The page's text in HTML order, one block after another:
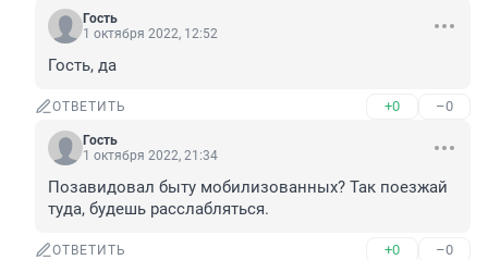
Гость
1 октября 2022, 12:52
Гость, да
ОТВЕТИТЬ +0 –0
Гость
1 октября 2022, 21:34
Позавидовал быту мобилизованных? Так поезжай
туда, будешь расслабляться.
ОТВЕТИТЬ +0 –0